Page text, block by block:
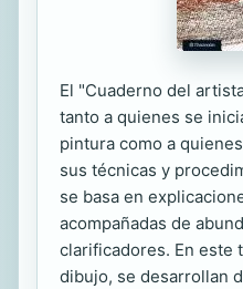
El "Cuaderno del
tanto a quienes se
pintura como a
sus técnicas y
se basa en
acompañadas de
clarificadores. En este
dibujo, se desarrollan